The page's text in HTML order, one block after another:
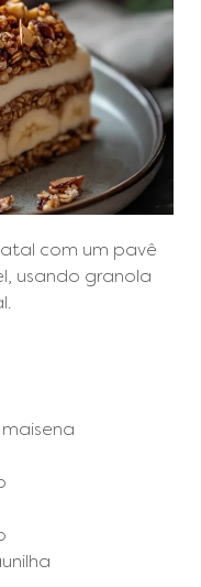
com um pavê
usando granola